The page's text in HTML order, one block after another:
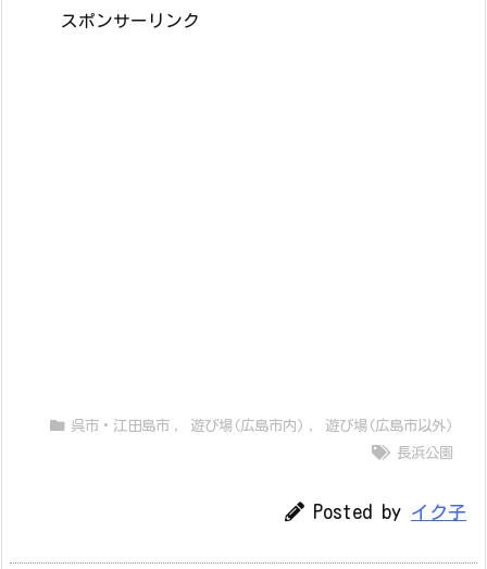
スポンサーリンク
呉市・江田島市 , 遊び場(広島市内) ,
遊び場(広島市以外)
長浜公園
Posted by イク子